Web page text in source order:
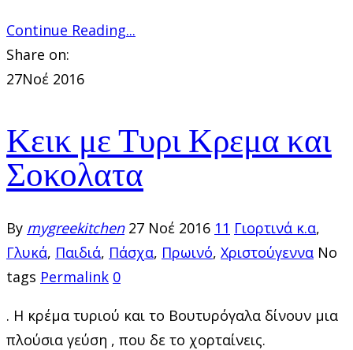
Continue Reading...
Share on:
27Νοέ 2016
Κεικ με Τυρι Κρεμα και
Σοκολατα
By mygreekitchen 27 Νοέ 2016 11 Γιορτινά κ.α,
Γλυκά, Παιδιά, Πάσχα, Πρωινό, Χριστούγεννα No
tags Permalink 0
. Η κρέμα τυριού και το Βουτυρόγαλα δίνουν μια
πλούσια γεύση , που δε το χορταίνεις.